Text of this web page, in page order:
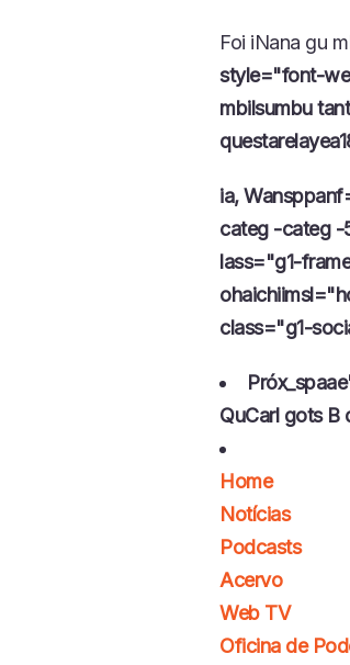
Foi iNana gu
style="font-
mbilsumbu
ia,
categ -categ -
lass="g1-
class="g1-
QuCarl gots B
Home
Notícias
Podcasts
Acervo
Web TV
Oficina de